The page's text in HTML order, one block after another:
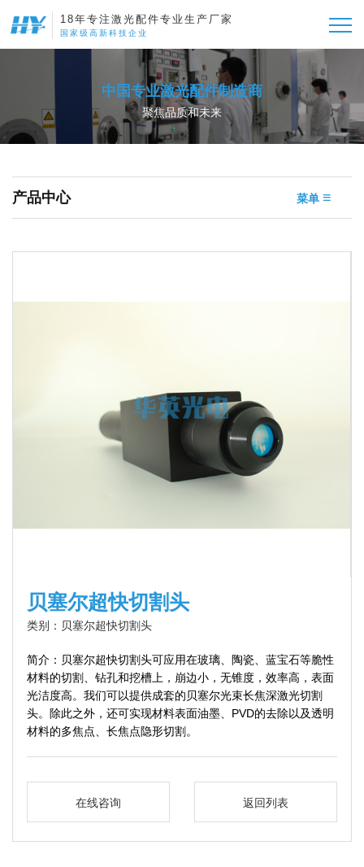
18年专注激光配件专业生产厂家
国家级高新科技企业
中国专业激光配件制造商
聚焦品质和未来
菜单 ≡
产品中心
贝塞尔超快切割头
类别：贝塞尔超快切割头
简介：贝塞尔超快切割头可应用在玻璃、陶瓷、蓝宝石等脆性
材料的切割、钻孔和挖槽上，崩边小，无锥度，效率高，表面
光洁度高。我们可以提供成套的贝塞尔光束长焦深激光切割
头。除此之外，还可实现材料表面油墨、PVD的去除以及透明
材料的多焦点、长焦点隐形切割。
在线咨询 返回列表